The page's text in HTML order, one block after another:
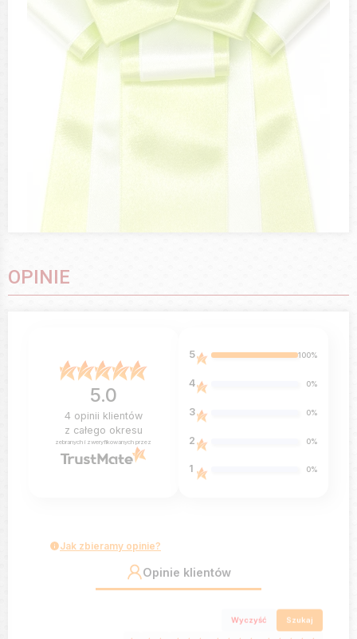
OPINIE
5.0
4 opinii klientów
z całego okresu
zebranych i zweryfikowanych przez
5 100%
4 0%
3 0%
2 0%
1 0%
Jak zbieramy opinie?
Opinie klientów
Wyczyść Szukaj